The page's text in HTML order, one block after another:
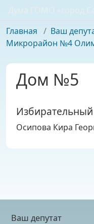
Дума ГОМО «город
Главная / Ваш
Микрорайон №4
Дом №5
Осипова Кира
Ваш депутат